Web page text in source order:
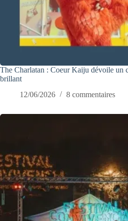
The Charlatan : Coeur Kaiju dévoile un
brillant
12/06/2026
8 commentaires